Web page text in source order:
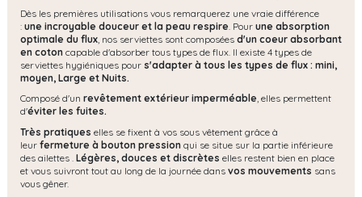
Dès les premières utilisations vous remarquerez une vraie différence
: une incroyable douceur et la peau respire . Pour une absorption
optimale du flux , nos serviettes sont composées d'un coeur absorbant
en coton capable d'absorber tous types de flux. Il existe 4 types de
serviettes hygiéniques pour s'adapter à tous les types de flux : mini,
moyen, Large et Nuits.
Composé d'un revêtement extérieur imperméable, elles permettent
d'éviter les fuites.
Très pratiques elles se fixent à vos sous vêtement grâce à
leur fermeture à bouton pression qui se situe sur la partie inférieure
des ailettes . Légères, douces et discrètes elles restent bien en place
et vous suivront tout au long de la journée dans vos mouvements sans
vous gêner.